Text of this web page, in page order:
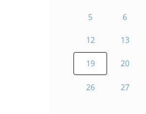
5 6
12 13
19 20
26 27